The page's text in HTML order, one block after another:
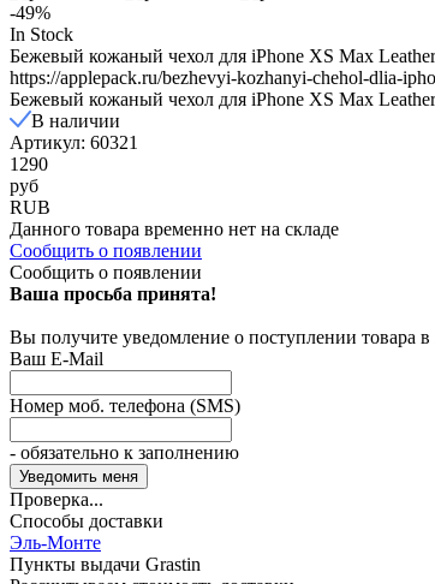
-49%
In Stock
Бежевый кожаный чехол для iPhone XS Max
https://applepack.ru/bezhevyi-kozhanyi-chehol-dlia-
Бежевый кожаный чехол для iPhone XS Max
В наличии
Артикул: 60321
1290
руб
RUB
Данного товара временно нет на складе
Сообщить о появлении
Сообщить о появлении
Ваша просьба принята!
Вы получите уведомление о поступлении товара
Ваш E-Mail
Номер моб. телефона (SMS)
- обязательно к заполнению
Проверка...
Способы доставки
Эль-Монте
Пункты выдачи Grastin